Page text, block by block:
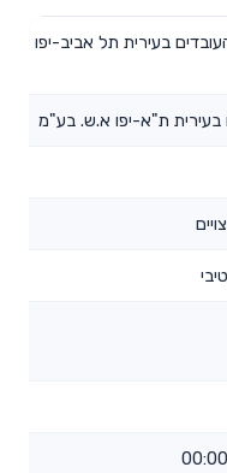
בעירית תל אביב-יפו
בעירית ת"א-יפו א.ש. בע"מ